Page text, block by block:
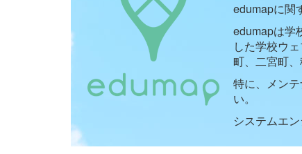
edumapに関
edumapは学
した学校ウ
町、二宮町
特に、メン
い。
システムエ